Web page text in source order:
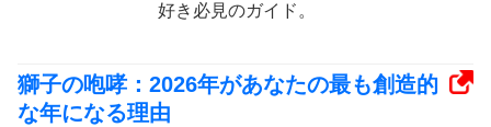
好き必見のガイド。
獅子の咆哮：2026年があなたの最も創造的
な年になる理由